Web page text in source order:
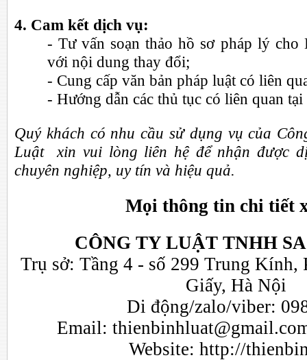
4. Cam kết dịch vụ:
- Tư vấn soạn thảo hồ sơ pháp lý cho
với nội dung thay đổi;
- Cung cấp văn bản pháp luật có liên
- Hướng dẫn các thủ tục có liên quan
Quý khách có nhu cầu sử dụng vụ của
Luật
xin vui lòng liên hệ để nhận được
chuyên nghiệp, uy tín và hiệu quả.
Mọi thông tin chi tiết
CÔNG TY LUẬT TNHH
Trụ sở: Tầng 4 - số 299 Trung Kính,
Giấy, Hà Nội
Di động/zalo/viber:
Email:
Website:http://